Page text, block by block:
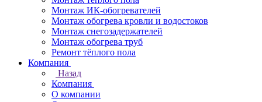
Монтаж ИК-обогревателей
Монтаж обогрева кровли и водостоков
Монтаж снегозадержателей
Монтаж обогрева труб
Ремонт тёплого пола
Компания
Назад
Компания
О компании